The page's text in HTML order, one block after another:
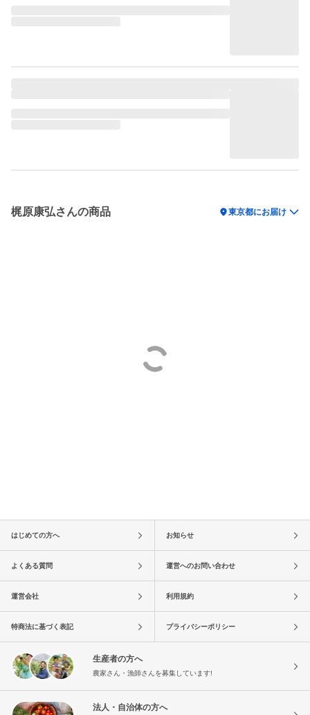
梶原康弘さんの商品 location_on東京都にお届け
はじめての方へ お知らせ
よくある質問 運営へのお問い合わせ
運営会社 利用規約
特商法に基づく表記 プライバシーポリシー
生産者の方へ
農家さん・漁師さんを募集しています!
法人・自治体の方へ